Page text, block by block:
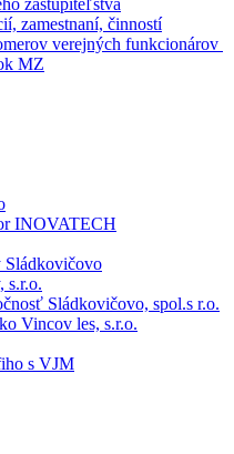
zastupiteľstva
zamestnaní, činností
verejných funkcionárov
MZ
INOVATECH
Sládkovičovo
s.r.o.
Sládkovičovo, spol.s r.o.
Vincov les, s.r.o.
s VJM